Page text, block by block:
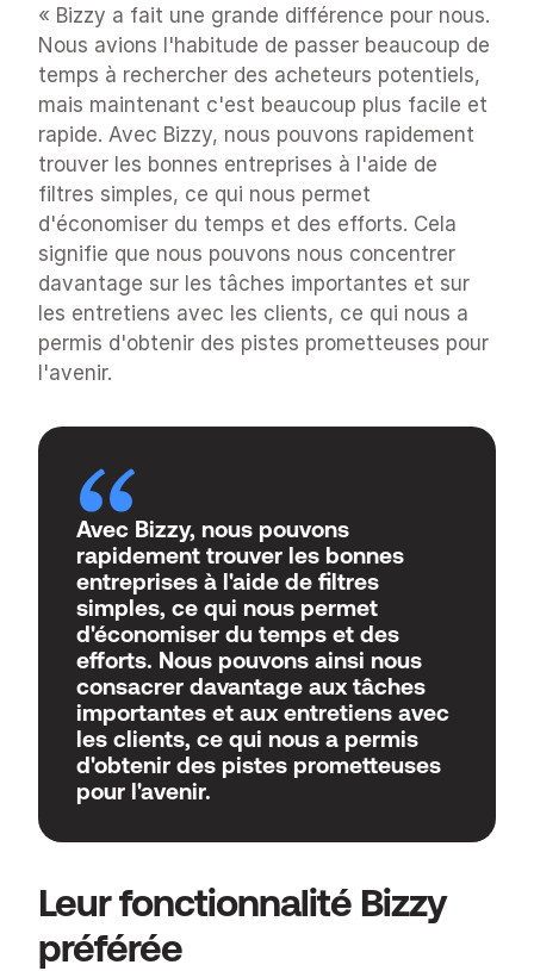
« Bizzy a fait une grande différence pour nous.
Nous avions l'habitude de passer beaucoup de
temps à rechercher des acheteurs potentiels,
mais maintenant c'est beaucoup plus facile et
rapide. Avec Bizzy, nous pouvons rapidement
trouver les bonnes entreprises à l'aide de
filtres simples, ce qui nous permet
d'économiser du temps et des efforts. Cela
signifie que nous pouvons nous concentrer
davantage sur les tâches importantes et sur
les entretiens avec les clients, ce qui nous a
permis d'obtenir des pistes prometteuses pour
l'avenir.
Avec Bizzy, nous pouvons
rapidement trouver les bonnes
entreprises à l'aide de filtres
simples, ce qui nous permet
d'économiser du temps et des
efforts. Nous pouvons ainsi nous
consacrer davantage aux tâches
importantes et aux entretiens avec
les clients, ce qui nous a permis
d'obtenir des pistes prometteuses
pour l'avenir.
Leur fonctionnalité Bizzy
préférée